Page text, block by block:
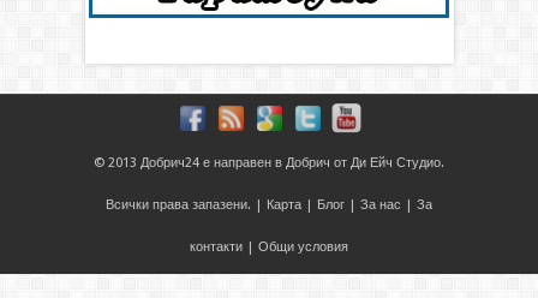
© 2013 Добрич24 е направен в Добрич от Ди Ейч Студио.
Всички права запазени. | Карта | Блог | За нас | За
контакти | Общи условия